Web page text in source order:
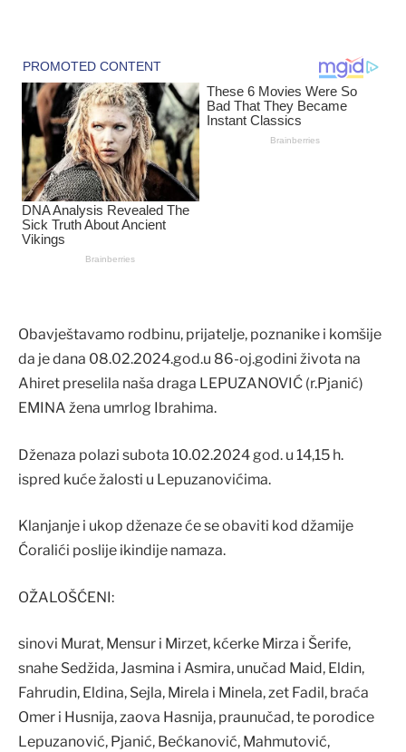
Obavještavamo rodbinu, prijatelje, poznanike i komšije
da je dana 08.02.2024.god.u 86-oj.godini života na
Ahiret preselila naša draga LEPUZANOVIĆ (r.Pjanić)
EMINA žena umrlog Ibrahima.
Dženaza polazi subota 10.02.2024 god. u 14,15 h.
ispred kuće žalosti u Lepuzanovićima.
Klanjanje i ukop dženaze će se obaviti kod džamije
Ćoralići poslije ikindije namaza.
OŽALOŠĆENI:
sinovi Murat, Mensur i Mirzet, kćerke Mirza i Šerife,
snahe Sedžida, Jasmina i Asmira, unučad Maid, Eldin,
Fahrudin, Eldina, Sejla, Mirela i Minela, zet Fadil, braća
Omer i Husnija, zaova Hasnija, praunučad, te porodice
Lepuzanović, Pjanić, Bećkanović, Mahmutović,